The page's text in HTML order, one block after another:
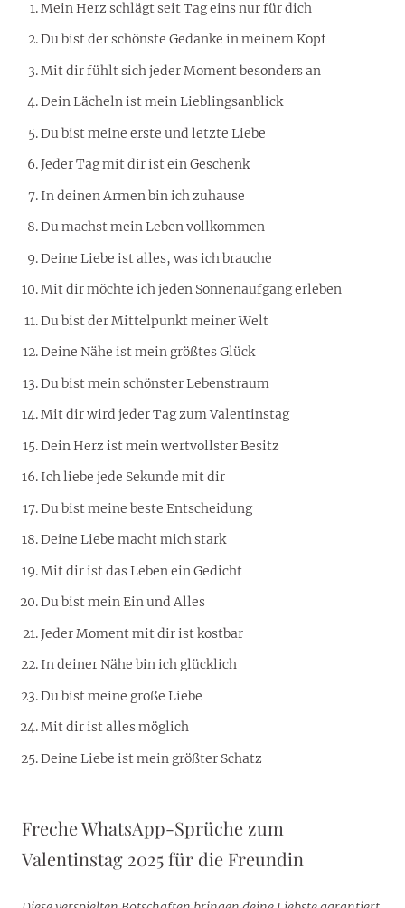
Mein Herz schlägt seit Tag eins nur für dich
Du bist der schönste Gedanke in meinem Kopf
Mit dir fühlt sich jeder Moment besonders an
Dein Lächeln ist mein Lieblingsanblick
Du bist meine erste und letzte Liebe
Jeder Tag mit dir ist ein Geschenk
In deinen Armen bin ich zuhause
Du machst mein Leben vollkommen
Deine Liebe ist alles, was ich brauche
Mit dir möchte ich jeden Sonnenaufgang erleben
Du bist der Mittelpunkt meiner Welt
Deine Nähe ist mein größtes Glück
Du bist mein schönster Lebenstraum
Mit dir wird jeder Tag zum Valentinstag
Dein Herz ist mein wertvollster Besitz
Ich liebe jede Sekunde mit dir
Du bist meine beste Entscheidung
Deine Liebe macht mich stark
Mit dir ist das Leben ein Gedicht
Du bist mein Ein und Alles
Jeder Moment mit dir ist kostbar
In deiner Nähe bin ich glücklich
Du bist meine große Liebe
Mit dir ist alles möglich
Deine Liebe ist mein größter Schatz
Freche WhatsApp-Sprüche zum
Valentinstag 2025 für die Freundin